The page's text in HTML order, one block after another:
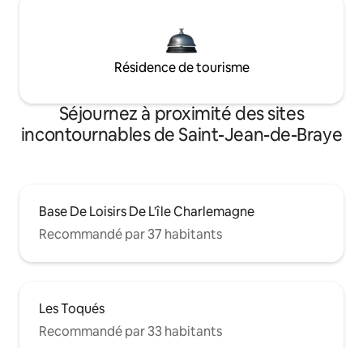
Résidence de tourisme
Séjournez à proximité des sites
incontournables de Saint-Jean-de-Braye
Base De Loisirs De L'île Charlemagne
Recommandé par 37 habitants
Les Toqués
Recommandé par 33 habitants